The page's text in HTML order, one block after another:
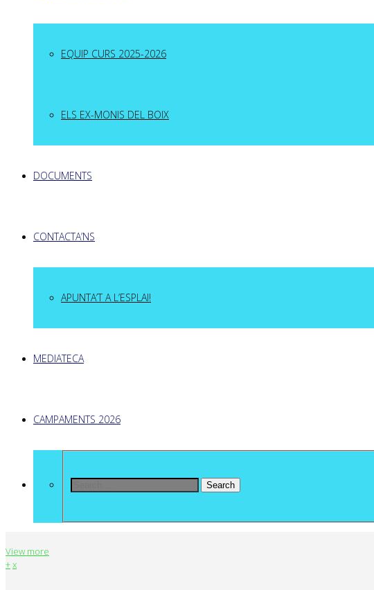
EQUIP CURS 2025-2026
ELS EX-MONIS DEL BOIX
DOCUMENTS
CONTACTA’NS
APUNTA’T A L’ESPLAI!
MEDIATECA
CAMPAMENTS 2026
Search
View more
+x